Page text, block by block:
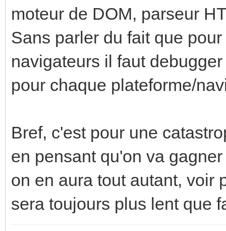
moteur de DOM, parseur
Sans parler du fait que
navigateurs il faut
pour chaque plateforme/
Bref, c'est pour une
en pensant qu'on va
on en aura tout autant, voir
sera toujours plus lent que